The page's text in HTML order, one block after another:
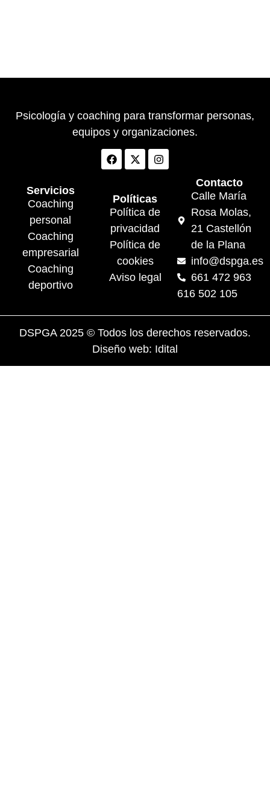
Psicología y coaching para transformar personas,
equipos y organizaciones.
Servicios
Coaching
personal
Coaching
empresarial
Coaching
deportivo
Políticas
Política de
privacidad
Política de
cookies
Aviso legal
Contacto
Calle María
Rosa Molas,
21 Castellón
de la Plana
info@dspga.es
661 472 963
616 502 105
DSPGA 2025 © Todos los derechos reservados.
Diseño web: Idital